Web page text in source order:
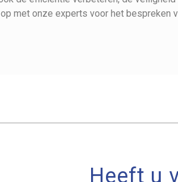
op met onze experts voor het bespreken
Heeft u